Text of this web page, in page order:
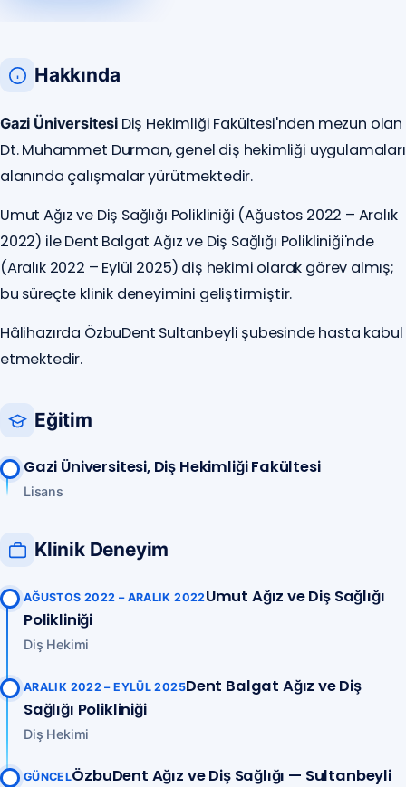
Hakkında
Gazi Üniversitesi Diş Hekimliği Fakültesi'nden mezun olan
Dt. Muhammet Durman, genel diş hekimliği uygulamaları
alanında çalışmalar yürütmektedir.
Umut Ağız ve Diş Sağlığı Polikliniği (Ağustos 2022 – Aralık
2022) ile Dent Balgat Ağız ve Diş Sağlığı Polikliniği'nde
(Aralık 2022 – Eylül 2025) diş hekimi olarak görev almış;
bu süreçte klinik deneyimini geliştirmiştir.
Hâlihazırda ÖzbuDent Sultanbeyli şubesinde hasta kabul
etmektedir.
Eğitim
Gazi Üniversitesi, Diş Hekimliği Fakültesi
Lisans
Klinik Deneyim
AĞUSTOS 2022 – ARALIK 2022Umut Ağız ve Diş Sağlığı
Polikliniği
Diş Hekimi
ARALIK 2022 – EYLÜL 2025Dent Balgat Ağız ve Diş
Sağlığı Polikliniği
Diş Hekimi
GÜNCELÖzbuDent Ağız ve Diş Sağlığı — Sultanbeyli